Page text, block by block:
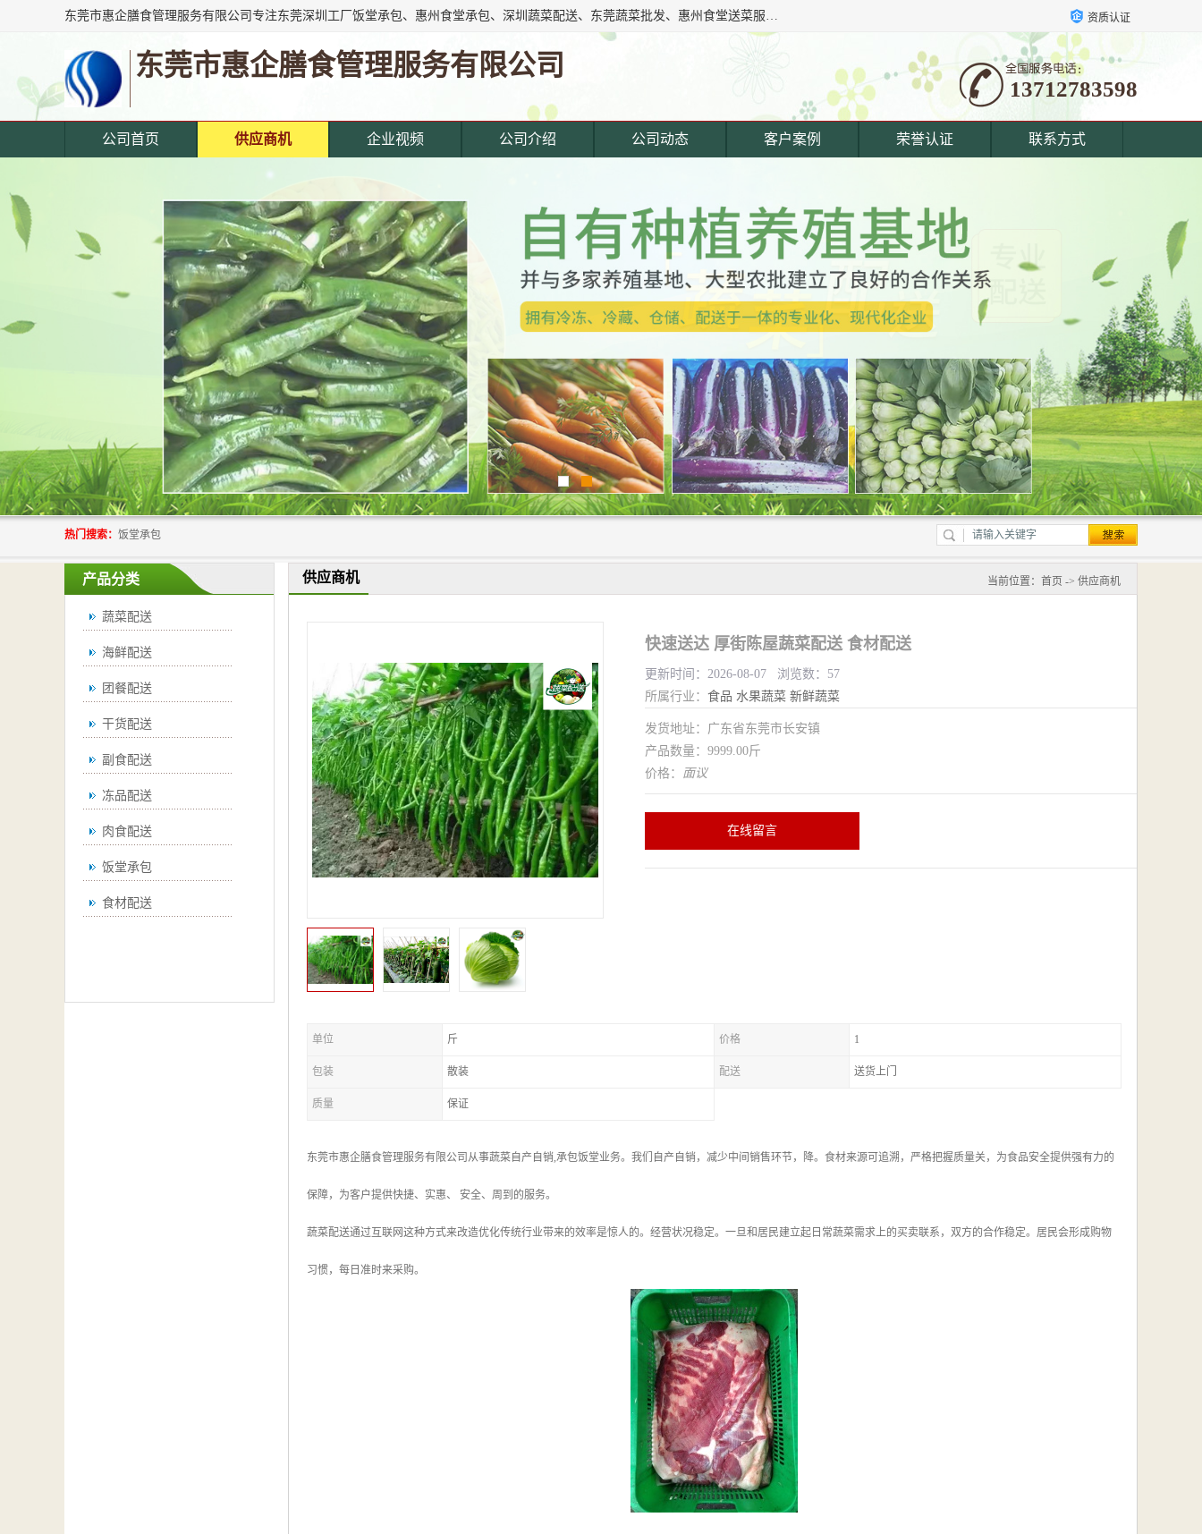
东莞市惠企膳食管理服务有限公司专注东莞深圳工厂饭堂承包、惠州食堂承包、深圳蔬菜配送、东莞蔬菜批发、惠州食堂送菜服务等综合性膳食服务公司。经营范围覆盖东城寮,主营产品: 东莞蔬菜配送公司,深圳饭堂承包公司,惠州饭堂承包公司,东莞饭堂承包公司,深圳蔬菜配送公司,厚街蔬菜配送公司,东莞食堂承包公司,东莞食材. 资质认证
东莞市惠企膳食管理服务有限公司
13712783598
公司首页 供应商机 企业视频 公司介绍 公司动态 客户案例 荣誉认证 联系方式
热门搜索： 饭堂承包
产品分类
蔬菜配送
海鲜配送
团餐配送
干货配送
副食配送
冻品配送
肉食配送
饭堂承包
食材配送
供应商机 当前位置： 首页 -> 供应商机
快速送达 厚街陈屋蔬菜配送 食材配送
更新时间：2026-08-07 浏览数：57
所属行业： 食品 水果蔬菜 新鲜蔬菜
发货地址：广东省东莞市长安镇
产品数量：9999.00斤
价格： 面议
在线留言
单位 斤 价格 1
包装 散装 配送 送货上门
质量 保证
东莞市惠企膳食管理服务有限公司从事蔬菜自产自销,承包饭堂业务。我们自产自销，减少中间销售环节，降。食材来源可追溯，严格把握质量关，为食品安全提供强有力的
保障，为客户提供快捷、实惠、 安全、周到的服务。
蔬菜配送通过互联网这种方式来改造优化传统行业带来的效率是惊人的。经营状况稳定。一旦和居民建立起日常蔬菜需求上的买卖联系，双方的合作稳定。居民会形成购物
习惯，每日准时来采购。